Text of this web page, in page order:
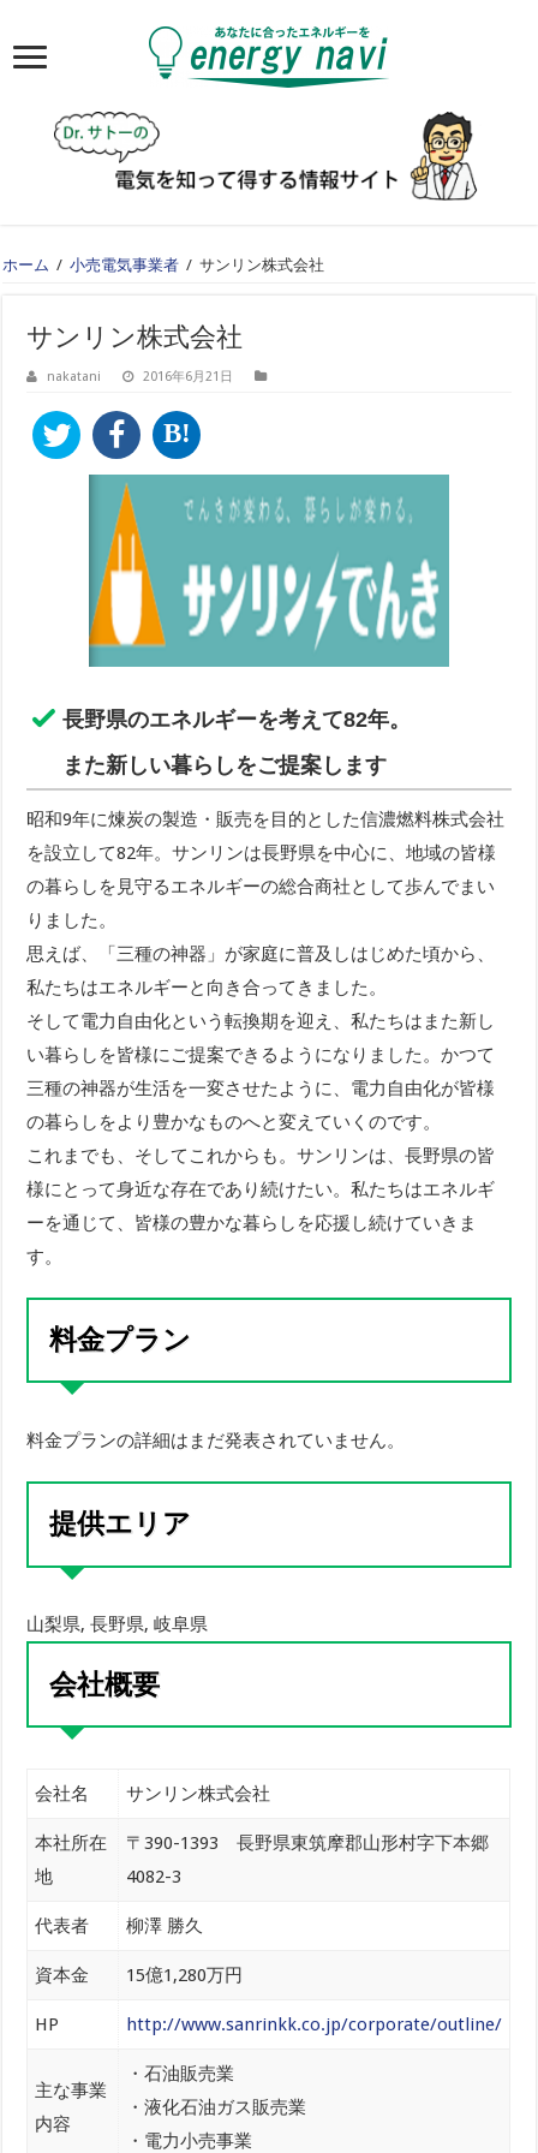
ホーム / 小売電気事業者 / サンリン株式会社
サンリン株式会社
nakatani 2016年6月21日
B!
長野県のエネルギーを考えて82年。
また新しい暮らしをご提案します
昭和9年に煉炭の製造・販売を目的とした信濃燃料株式会社
を設立して82年。サンリンは長野県を中心に、地域の皆様
の暮らしを見守るエネルギーの総合商社として歩んでまい
りました。
思えば、「三種の神器」が家庭に普及しはじめた頃から、
私たちはエネルギーと向き合ってきました。
そして電力自由化という転換期を迎え、私たちはまた新し
い暮らしを皆様にご提案できるようになりました。かつて
三種の神器が生活を一変させたように、電力自由化が皆様
の暮らしをより豊かなものへと変えていくのです。
これまでも、そしてこれからも。サンリンは、長野県の皆
様にとって身近な存在であり続けたい。私たちはエネルギ
ーを通じて、皆様の豊かな暮らしを応援し続けていきま
す。
料金プラン
料金プランの詳細はまだ発表されていません。
提供エリア
山梨県, 長野県, 岐阜県
会社概要
会社名 サンリン株式会社
本社所在
地
〒390-1393 長野県東筑摩郡山形村字下本郷
4082-3
代表者 柳澤 勝久
資本金 15億1,280万円
HP http://www.sanrinkk.co.jp/corporate/outline/
主な事業
内容
・石油販売業
・液化石油ガス販売業
・電力小売事業